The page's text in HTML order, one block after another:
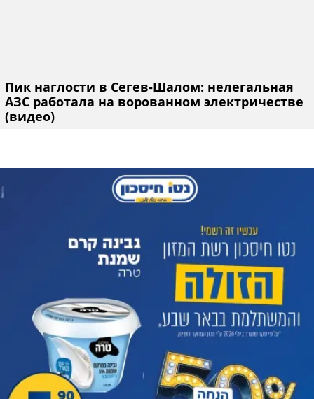
Пик наглости в Сегев-Шалом: нелегальная
АЗС работала на ворованном электричестве
(видео)